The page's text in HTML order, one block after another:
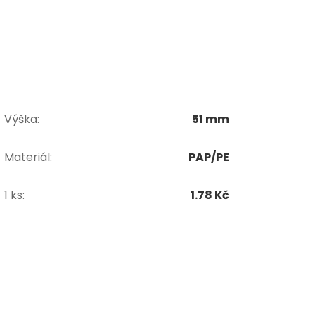
Výška: 51 mm
Materiál: PAP/PE
1 ks: 1.78 Kč